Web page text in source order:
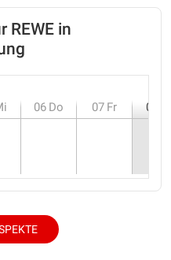
REWE in
06 Do 07 Fr 08